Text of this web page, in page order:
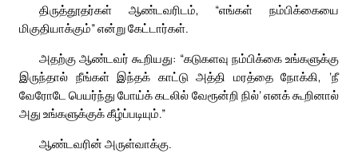
திருத்தூதர்கள் ஆண்டவரிடம், “எங்கள் நம்பிக்கையை
மிகுதியாக்கும்” என்று கேட்டார்கள்.
அதற்கு ஆண்டவர் கூறியது: “கடுகளவு நம்பிக்கை உங்களுக்கு
இருந்தால் நீங்கள் இந்தக் காட்டு அத்தி மரத்தை நோக்கி, ‘நீ
வேரோடே பெயர்ந்து போய்க் கடலில் வேரூன்றி நில்’ எனக் கூறினால்
அது உங்களுக்குக் கீழ்ப்படியும்.”
ஆண்டவரின் அருள்வாக்கு.